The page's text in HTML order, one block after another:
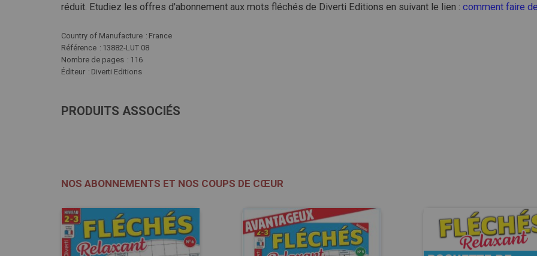
réduit. Etudiez les offres d'abonnement aux mots fléchés de Diverti Editions en suivant le lien : comment faire
Plus
d'infos
Country of Manufacture
France
Référence
13882-LUT 08
Nombre de pages
116
Éditeur
Diverti Editions
PRODUITS ASSOCIÉS
NOS ABONNEMENTS ET NOS COUPS DE CŒUR